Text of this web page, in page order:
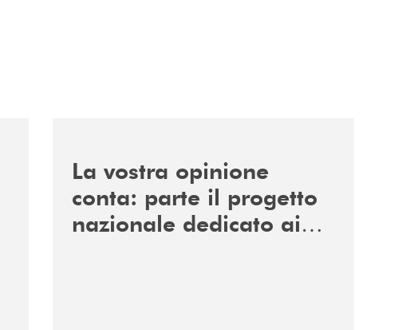
La vostra opinione
conta: parte il progetto
nazionale dedicato ai